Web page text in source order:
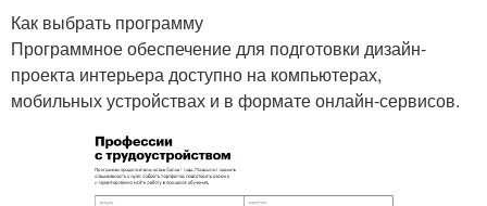
Как выбрать программу
Программное обеспечение для подготовки дизайн-
проекта интерьера доступно на компьютерах,
мобильных устройствах и в формате онлайн-сервисов.